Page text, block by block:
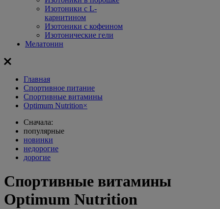
Изотоники с L-
карнитином
Изотоники с кофеином
Изотонические гели
Мелатонин
Главная
Спортивное питание
Спортивные витамины
Optimum Nutrition×
Сначала:
популярные
новинки
недорогие
дорогие
Спортивные витамины
Optimum Nutrition